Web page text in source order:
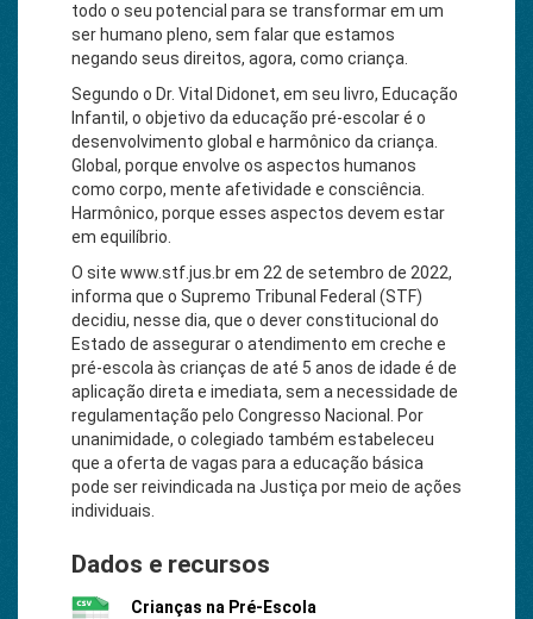
todo o seu potencial para se transformar em um
ser humano pleno, sem falar que estamos
negando seus direitos, agora, como criança.
Segundo o Dr. Vital Didonet, em seu livro, Educação
Infantil, o objetivo da educação pré-escolar é o
desenvolvimento global e harmônico da criança.
Global, porque envolve os aspectos humanos
como corpo, mente afetividade e consciência.
Harmônico, porque esses aspectos devem estar
em equilíbrio.
O site www.stf.jus.br em 22 de setembro de 2022,
informa que o Supremo Tribunal Federal (STF)
decidiu, nesse dia, que o dever constitucional do
Estado de assegurar o atendimento em creche e
pré-escola às crianças de até 5 anos de idade é de
aplicação direta e imediata, sem a necessidade de
regulamentação pelo Congresso Nacional. Por
unanimidade, o colegiado também estabeleceu
que a oferta de vagas para a educação básica
pode ser reivindicada na Justiça por meio de ações
individuais.
Dados e recursos
Crianças na Pré-Escola